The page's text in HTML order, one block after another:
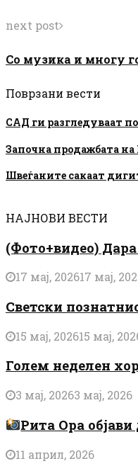
next post
Со музика и многу
Поврзани вести
САД ги разгледуваат
Започна продажбата на
Швеѓаните сакаат
НАЈНОВИ ВЕСТИ
(Фото+видео) Дара
17 мај, 202617 мај,
Светски
15 мај, 202615 мај,
Голем неделен
3 мај, 20263 мај, 2026
Рита Ора
11 април, 2026